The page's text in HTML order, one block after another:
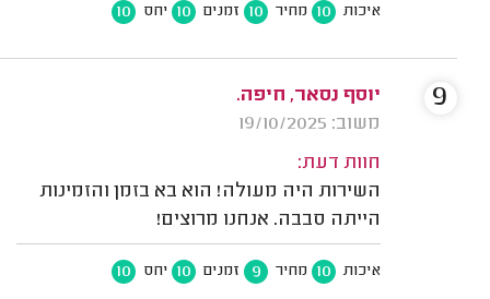
איכות 10 מחיר 10 זמנים 10 יחס 10
יוסף נסאר, חיפה.
משוב: 19/10/2025
חוות דעת:
השירות היה מעולה! הוא בא בזמן והזמינות
הייתה סבבה. אנחנו מרוצים!
איכות 10 מחיר 9 זמנים 10 יחס 10
9